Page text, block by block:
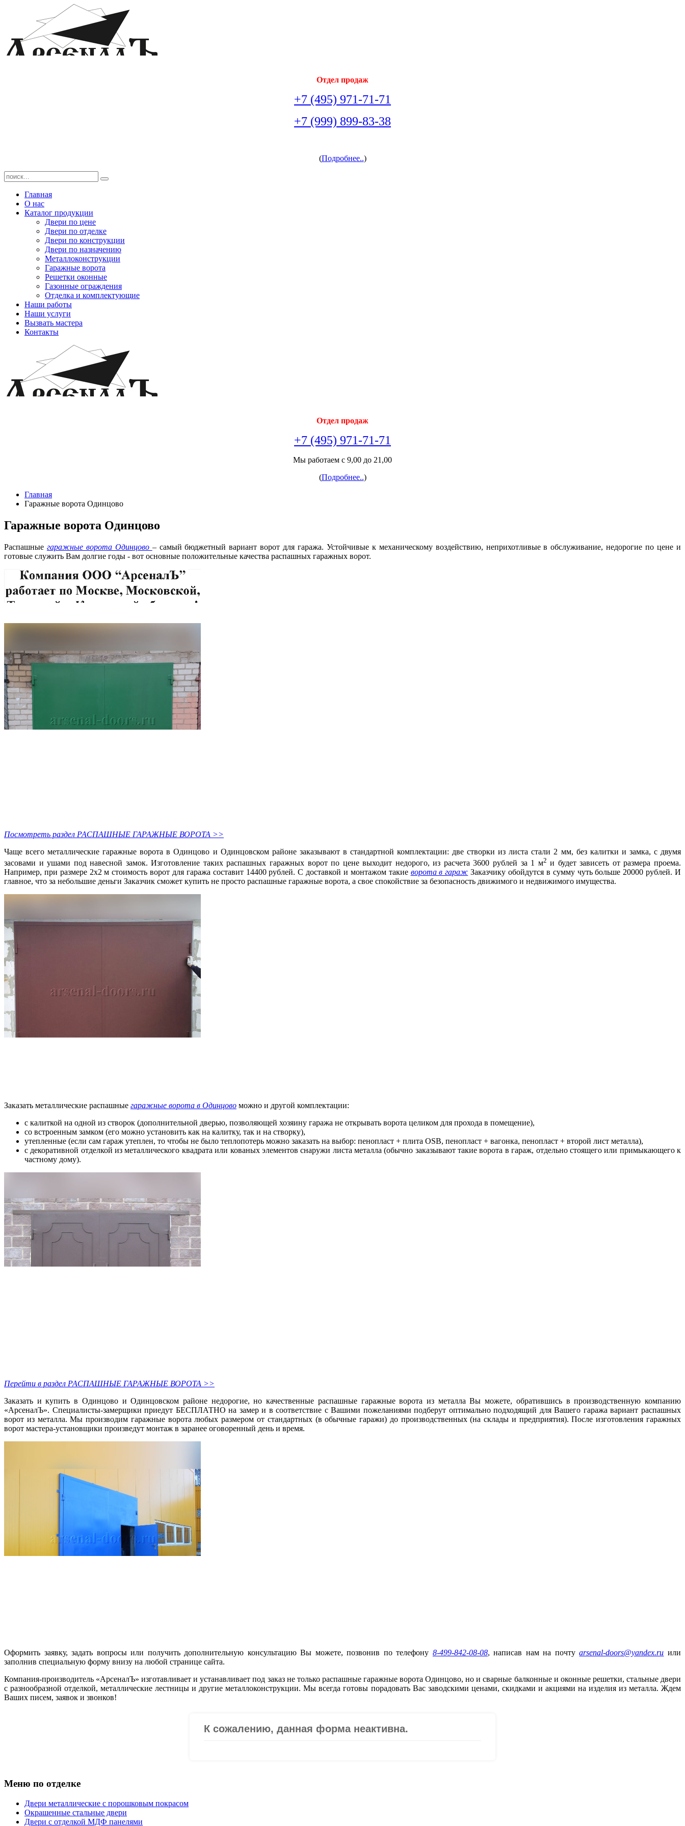
Отдел продаж
+7 (495) 971-71-71
+7 (999) 899-83-38
(Подробнее..)
Главная
О нас
Каталог продукции
Двери по цене
Двери по отделке
Двери по конструкции
Двери по назначению
Металлоконструкции
Гаражные ворота
Решетки оконные
Газонные ограждения
Отделка и комплектующие
Наши работы
Наши услуги
Вызвать мастера
Контакты
Отдел продаж
+7 (495) 971-71-71
Мы работаем с 9,00 до 21,00
(Подробнее..)
Главная
Гаражные ворота Одинцово
Гаражные ворота Одинцово
Распашные гаражные ворота Одинцово – самый бюджетный вариант ворот для гаража. Устойчивые к механическому воздействию, неприхотливые в обслуживание, недорогие по цене и
готовые служить Вам долгие годы - вот основные положительные качества распашных гаражных ворот.
Посмотреть раздел РАСПАШНЫЕ ГАРАЖНЫЕ ВОРОТА >>
Чаще всего металлические гаражные ворота в Одинцово и Одинцовском районе заказывают в стандартной комплектации: две створки из листа стали 2 мм, без калитки и замка, с двумя
засовами и ушами под навесной замок. Изготовление таких распашных гаражных ворот по цене выходит недорого, из расчета 3600 рублей за 1 м2 и будет зависеть от размера проема.
Например, при размере 2х2 м стоимость ворот для гаража составит 14400 рублей. С доставкой и монтажом такие ворота в гараж Заказчику обойдутся в сумму чуть больше 20000 рублей. И
главное, что за небольшие деньги Заказчик сможет купить не просто распашные гаражные ворота, а свое спокойствие за безопасность движимого и недвижимого имущества.
Заказать металлические распашные гаражные ворота в Одинцово можно и другой комплектации:
с калиткой на одной из створок (дополнительной дверью, позволяющей хозяину гаража не открывать ворота целиком для прохода в помещение),
со встроенным замком (его можно установить как на калитку, так и на створку),
утепленные (если сам гараж утеплен, то чтобы не было теплопотерь можно заказать на выбор: пенопласт + плита OSB, пенопласт + вагонка, пенопласт + второй лист металла),
с декоративной отделкой из металлического квадрата или кованых элементов снаружи листа металла (обычно заказывают такие ворота в гараж, отдельно стоящего или примыкающего к
частному дому).
Перейти в раздел РАСПАШНЫЕ ГАРАЖНЫЕ ВОРОТА >>
Заказать и купить в Одинцово и Одинцовском районе недорогие, но качественные распашные гаражные ворота из металла Вы можете, обратившись в производственную компанию
«АрсеналЪ». Специалисты-замерщики приедут БЕСПЛАТНО на замер и в соответствие с Вашими пожеланиями подберут оптимально подходящий для Вашего гаража вариант распашных
ворот из металла. Мы производим гаражные ворота любых размером от стандартных (в обычные гаражи) до производственных (на склады и предприятия). После изготовления гаражных
ворот мастера-установщики произведут монтаж в заранее оговоренный день и время.
Оформить заявку, задать вопросы или получить дополнительную консультацию Вы можете, позвонив по телефону 8-499-842-08-08, написав нам на почтуarsenal-doors@yandex.ru или
заполнив специальную форму внизу на любой странице сайта.
Компания-производитель «АрсеналЪ» изготавливает и устанавливает под заказ не только распашные гаражные ворота Одинцово, но и сварные балконные и оконные решетки, стальные двери
с разнообразной отделкой, металлические лестницы и другие металлоконструкции. Мы всегда готовы порадовать Вас заводскими ценами, скидками и акциями на изделия из металла. Ждем
Ваших писем, заявок и звонков!
Меню по отделке
Двери металлические с порошковым покрасом
Окрашенные стальные двери
Двери с отделкой МДФ панелями